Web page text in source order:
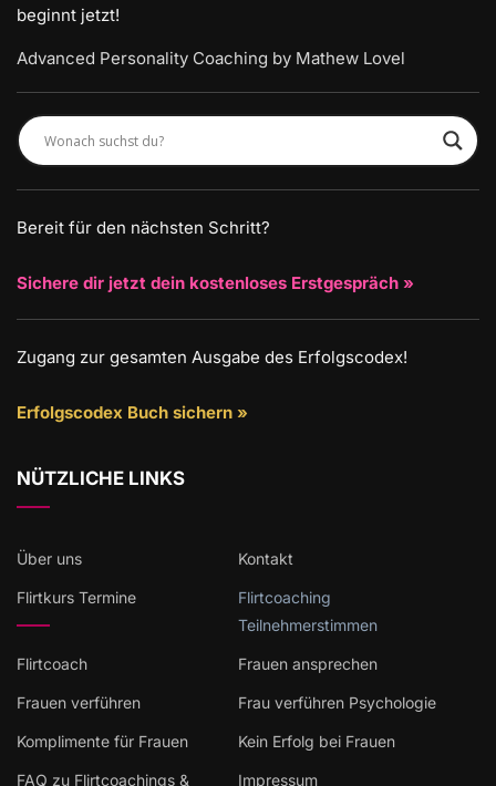
beginnt jetzt!
Advanced Personality Coaching by Mathew Lovel
Bereit für den nächsten Schritt?
Sichere dir jetzt dein kostenloses Erstgespräch »
Zugang zur gesamten Ausgabe des Erfolgscodex!
Erfolgscodex Buch sichern »
NÜTZLICHE LINKS
Über uns Kontakt
Flirtkurs Termine
Flirtcoaching
Teilnehmerstimmen
Flirtcoach Frauen ansprechen
Frauen verführen Frau verführen Psychologie
Komplimente für Frauen Kein Erfolg bei Frauen
FAQ zu Flirtcoachings &
Impressum